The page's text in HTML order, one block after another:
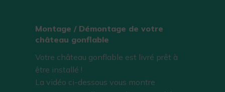
Montage / Démontage de votre
château gonflable
Votre château gonflable est livré prêt à
être installé !
La vidéo ci-dessous vous montre